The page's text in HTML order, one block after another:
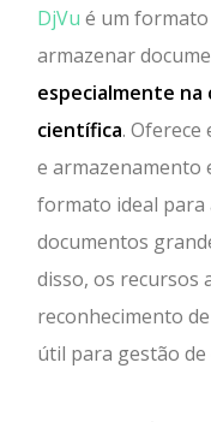
DjVu é um
armazenar
especialmente na
científica. Oferece
e armazenamento
formato ideal
documentos
disso, os recursos
reconhecimento
útil para gestão